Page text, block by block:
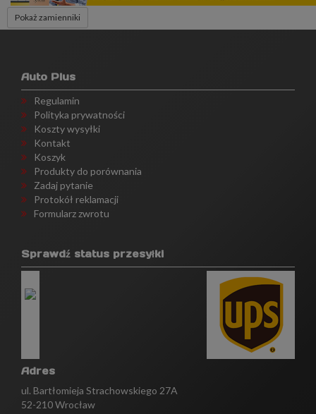
Pokaż zamienniki
Auto Plus
Regulamin
Polityka prywatności
Koszty wysyłki
Kontakt
Koszyk
Produkty do porównania
Zadaj pytanie
Protokół reklamacji
Formularz zwrotu
Sprawdź status przesyłki
Adres
ul. Bartłomieja Strachowskiego 27A
52-210 Wrocław